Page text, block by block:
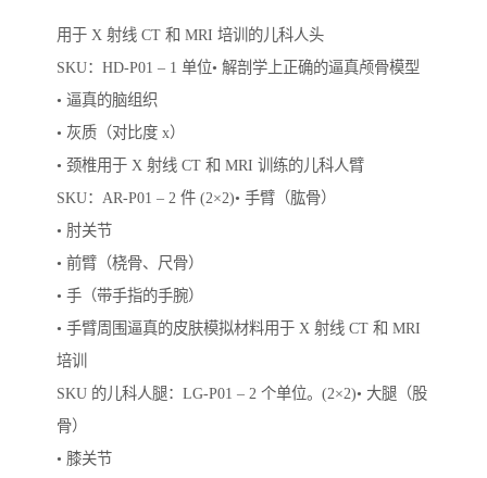
用于 X 射线 CT 和 MRI 培训的儿科人头
SKU：HD-P01 – 1 单位• 解剖学上正确的逼真颅骨模型
• 逼真的脑组织
• 灰质（对比度 x）
• 颈椎用于 X 射线 CT 和 MRI 训练的儿科人臂
SKU：AR-P01 – 2 件 (2×2)• 手臂（肱骨）
• 肘关节
• 前臂（桡骨、尺骨）
• 手（带手指的手腕）
• 手臂周围逼真的皮肤模拟材料用于 X 射线 CT 和 MRI
培训
SKU 的儿科人腿：LG-P01 – 2 个单位。(2×2)• 大腿（股
骨）
• 膝关节